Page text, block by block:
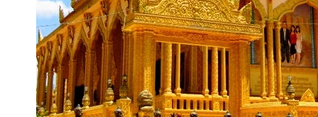
Nhà Vệ Sinh Di
Bao Nhiêu? O933
04/11/2016